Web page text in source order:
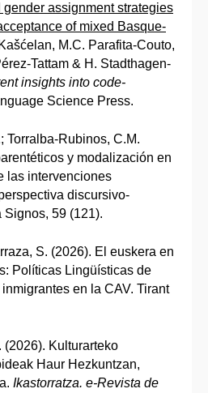
gender assignment strategies
of mixed Basque-
M.C. Parafita-Couto,
Tattam & H. Stadthagen-
insights into code-
Science Press.
Torralba-Rubinos, C.M.
y modalización en
las intervenciones
discursivo-
59 (121).
S. (2026). El euskera en
Políticas Lingüísticas de
en la CAV. Tirant
(2026). Kulturarteko
Haur Hezkuntzan,
Ikastorratza. e-Revista de